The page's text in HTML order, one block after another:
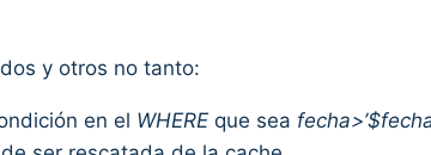
y otros no tanto:
en el WHEREque sea